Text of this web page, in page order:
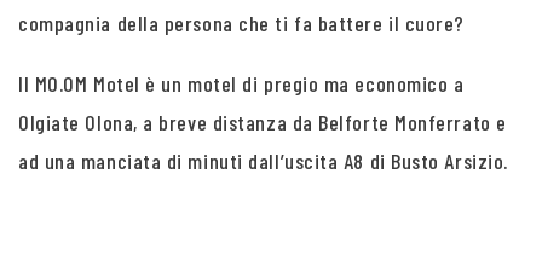
compagnia della persona che ti fa battere il cuore?
Il MO.OM Motel è un motel di pregio ma economico a
Olgiate Olona, a breve distanza da Belforte Monferrato e
ad una manciata di minuti dall’uscita A8 di Busto Arsizio.